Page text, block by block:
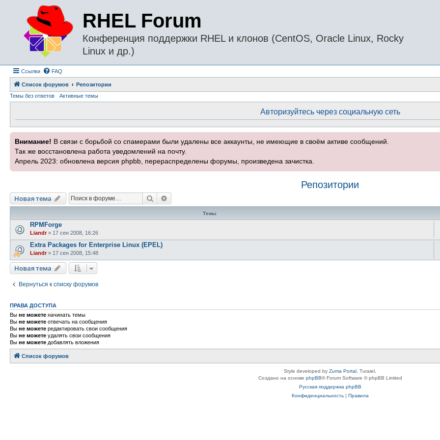
RHEL Forum
Конференция поддержки RHEL и клонов (CentOS, Oracle Linux, Rocky
Linux и др.)
Ссылки FAQ
Список форумов
Репозитории
Темы без ответов
Активные темы
Авторизуйтесь через социальную сеть
Внимание! В связи с борьбой со спамерами были удалены все аккаунты, не имеющие в своём активе сообщений.
Так же восстановлена работа уведомлений на почту.
Апрель 2023: обновлена версия phpbb, перераспределены форумы, произведена зачистка.
Репозитории
Новая тема Поиск
Темы
RPMForge
Liandr» 17 сен 2008, 16:26
Extra Packages for Enterprise Linux (EPEL)
Liandr» 17 сен 2008, 15:48
Новая тема
Вернуться к списку форумов
ПРАВА ДОСТУПА
Вы не можете начинать темы
Вы не можете отвечать на сообщения
Вы не можете редактировать свои сообщения
Вы не можете удалять свои сообщения
Вы не можете добавлять вложения
Список форумов
Style developed by Zuma Portal , Turaiel,
Создано на основе phpBB® Forum Software © phpBB Limited
Русская поддержка phpBB
Конфиденциальность| Правила